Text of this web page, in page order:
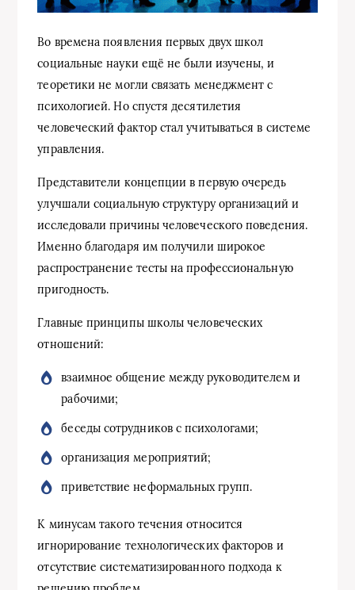
Во времена появления первых двух школ
социальные науки ещё не были изучены, и
теоретики не могли связать менеджмент с
психологией. Но спустя десятилетия
человеческий фактор стал учитываться в системе
управления.
Представители концепции в первую очередь
улучшали социальную структуру организаций и
исследовали причины человеческого поведения.
Именно благодаря им получили широкое
распространение тесты на профессиональную
пригодность.
Главные принципы школы человеческих
отношений:
взаимное общение между руководителем и
рабочими;
беседы сотрудников с психологами;
организация мероприятий;
приветствие неформальных групп.
К минусам такого течения относится
игнорирование технологических факторов и
отсутствие систематизированного подхода к